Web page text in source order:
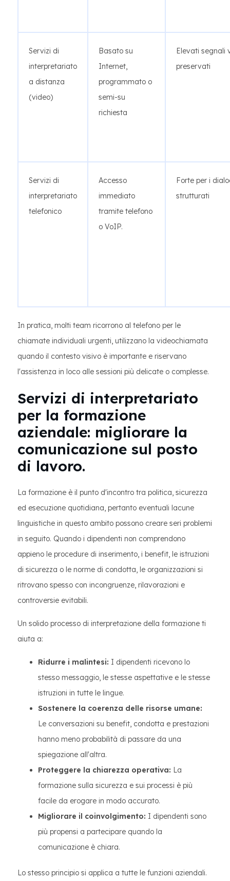
Servizi di
interpretariato
a distanza
(video)
Basato su
Internet,
programmato o
semi-su
richiesta
Elevati segnali
preservati
Servizi di
interpretariato
telefonico
Accesso
immediato
tramite telefono
o VoIP.
Forte per i
strutturati
In pratica, molti team ricorrono al telefono per le
chiamate individuali urgenti, utilizzano la videochiamata
quando il contesto visivo è importante e riservano
l'assistenza in loco alle sessioni più delicate o complesse.
Servizi di interpretariato
per la formazione
aziendale: migliorare la
comunicazione sul posto
di lavoro.
La formazione è il punto d'incontro tra politica, sicurezza
ed esecuzione quotidiana, pertanto eventuali lacune
linguistiche in questo ambito possono creare seri problemi
in seguito. Quando i dipendenti non comprendono
appieno le procedure di inserimento, i benefit, le istruzioni
di sicurezza o le norme di condotta, le organizzazioni si
ritrovano spesso con incongruenze, rilavorazioni e
controversie evitabili.
Un solido processo di interpretazione della formazione ti
aiuta a:
Ridurre i malintesi: I dipendenti ricevono lo
stesso messaggio, le stesse aspettative e le stesse
istruzioni in tutte le lingue.
Sostenere la coerenza delle risorse umane:
Le conversazioni su benefit, condotta e prestazioni
hanno meno probabilità di passare da una
spiegazione all'altra.
Proteggere la chiarezza operativa: La
formazione sulla sicurezza e sui processi è più
facile da erogare in modo accurato.
Migliorare il coinvolgimento: I dipendenti sono
più propensi a partecipare quando la
comunicazione è chiara.
Lo stesso principio si applica a tutte le funzioni aziendali.